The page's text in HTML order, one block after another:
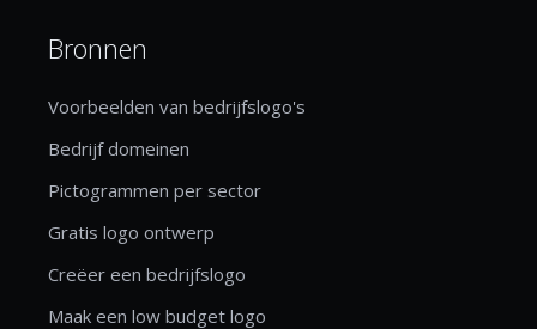
Bronnen
Voorbeelden van bedrijfslogo's
Bedrijf domeinen
Pictogrammen per sector
Gratis logo ontwerp
Creëer een bedrijfslogo
Maak een low budget logo